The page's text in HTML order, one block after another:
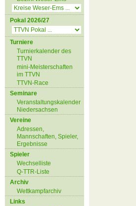
Pokal 2026/27
Turniere
Turnierkalender des
TTVN
mini-Meisterschaften
im TTVN
TTVN-Race
Seminare
Veranstaltungskalender
Niedersachsen
Vereine
Adressen,
Mannschaften, Spieler,
Ergebnisse
Spieler
Wechselliste
Q-TTR-Liste
Archiv
Wettkampfarchiv
Links